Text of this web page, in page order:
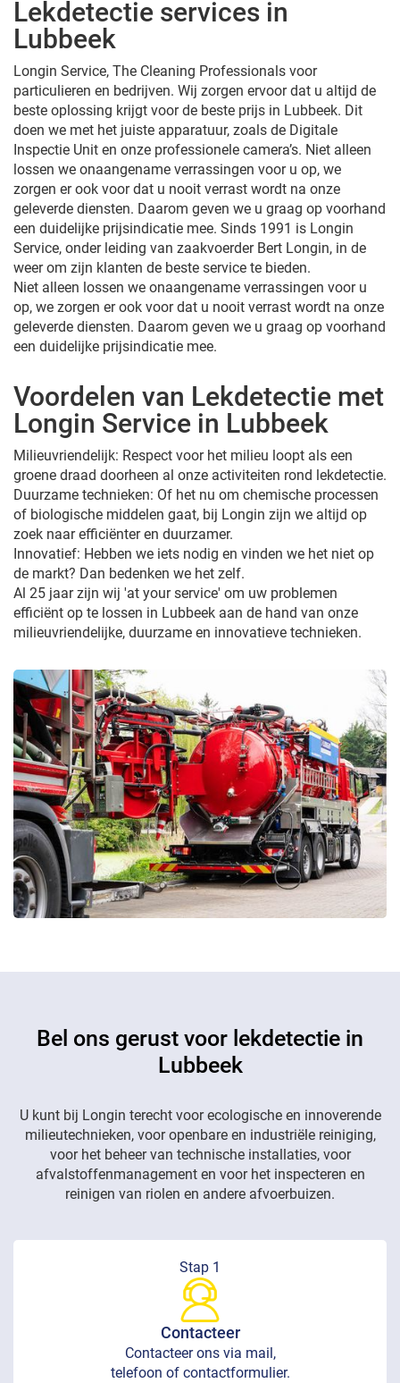
Lekdetectie services in
Lubbeek
Longin Service, The Cleaning Professionals voor
particulieren en bedrijven. Wij zorgen ervoor dat u altijd de
beste oplossing krijgt voor de beste prijs in Lubbeek. Dit
doen we met het juiste apparatuur, zoals de Digitale
Inspectie Unit en onze professionele camera’s. Niet alleen
lossen we onaangename verrassingen voor u op, we
zorgen er ook voor dat u nooit verrast wordt na onze
geleverde diensten. Daarom geven we u graag op voorhand
een duidelijke prijsindicatie mee. Sinds 1991 is Longin
Service, onder leiding van zaakvoerder Bert Longin, in de
weer om zijn klanten de beste service te bieden.
Niet alleen lossen we onaangename verrassingen voor u
op, we zorgen er ook voor dat u nooit verrast wordt na onze
geleverde diensten. Daarom geven we u graag op voorhand
een duidelijke prijsindicatie mee.
Voordelen van Lekdetectie met
Longin Service in Lubbeek
Milieuvriendelijk: Respect voor het milieu loopt als een
groene draad doorheen al onze activiteiten rond lekdetectie.
Duurzame technieken: Of het nu om chemische processen
of biologische middelen gaat, bij Longin zijn we altijd op
zoek naar efficiënter en duurzamer.
Innovatief: Hebben we iets nodig en vinden we het niet op
de markt? Dan bedenken we het zelf.
Al 25 jaar zijn wij 'at your service' om uw problemen
efficiënt op te lossen in Lubbeek aan de hand van onze
milieuvriendelijke, duurzame en innovatieve technieken.
Bel ons gerust voor lekdetectie in
Lubbeek
U kunt bij Longin terecht voor ecologische en innoverende
milieutechnieken, voor openbare en industriële reiniging,
voor het beheer van technische installaties, voor
afvalstoffenmanagement en voor het inspecteren en
reinigen van riolen en andere afvoerbuizen.
Stap 1
Contacteer
Contacteer ons via mail,
telefoon of contactformulier.